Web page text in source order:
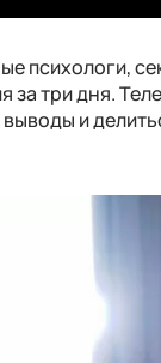
психологи,
три дня.
и